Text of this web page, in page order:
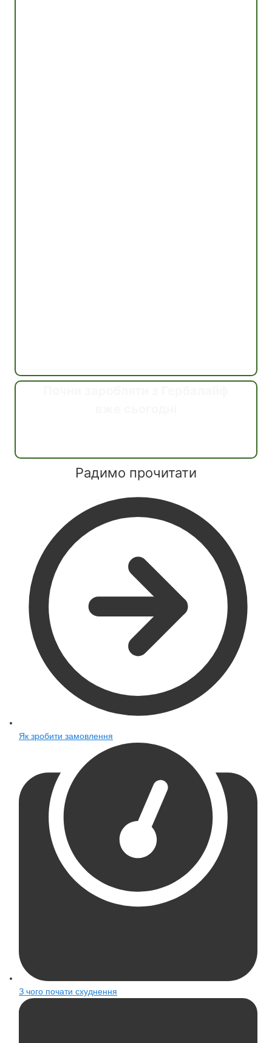
Радимо прочитати
Як зробити замовлення
З чого почати схуднення